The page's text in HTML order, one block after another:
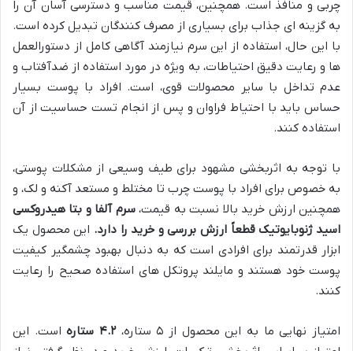
چربی و منافذ است. همچنین، قیمت مناسب و دسترسی آسان آن را
به گزینه ای جذاب برای بسیاری از مصرف کنندگان تبدیل کرده است.
با این حال، استفاده از این سرم نیازمند آگاهی کامل از دستورالعمل
ها و رعایت دقیق احتیاطات، به ویژه در مورد استفاده از ضدآفتاب و
عدم تداخل با سایر محصولات قوی، است. افراد با پوست بسیار
حساس باید با احتیاط فراوان و پس از انجام تست حساسیت از آن
استفاده کنند.
با توجه به اثربخشی مشهود برای طیف وسیعی از مشکلات پوستی،
به خصوص برای افراد با پوست چرب تا مختلط و مستعد آکنه و لک، و
همچنین ارزش خرید بالا نسبت به قیمت،سرم آلفا و بتا هیدروکسی
اسید ژنوبایوتیک قطعاً ارزش بررسی و خرید را دارد. این محصول یک
ابزار قدرتمند برای افرادی است که به دنبال بهبود چشمگیر کیفیت
پوست خود هستند و مایلند پروتکل های استفاده صحیح را رعایت
کنند.
امتیاز نهایی ما به این محصول از ۵ ستاره، ۴.۲ ستاره
است. این